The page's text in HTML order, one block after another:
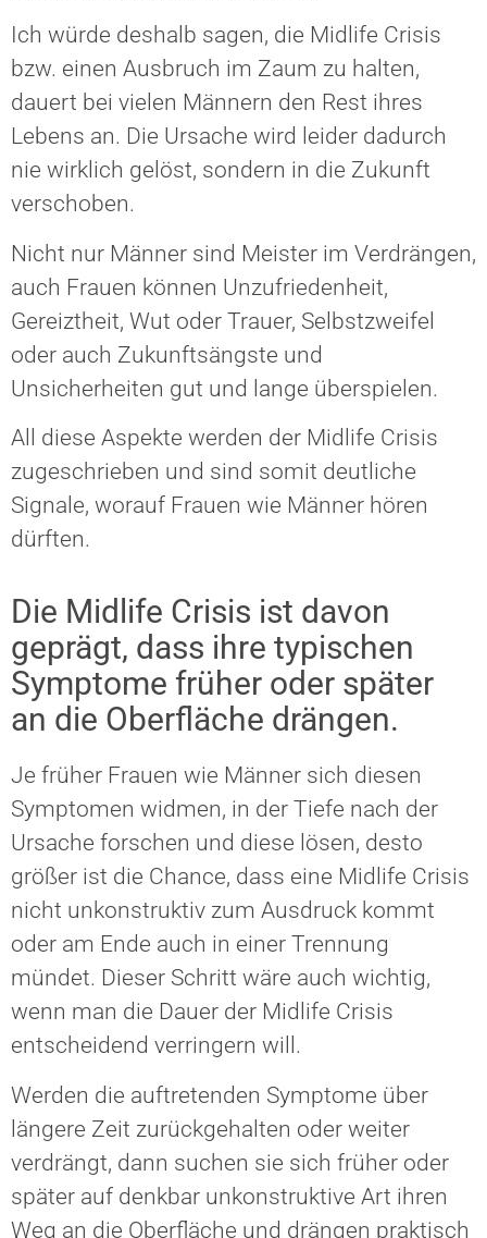
Ich würde deshalb sagen, die Midlife Crisis
bzw. einen Ausbruch im Zaum zu halten,
dauert bei vielen Männern den Rest ihres
Lebens an. Die Ursache wird leider dadurch
nie wirklich gelöst, sondern in die Zukunft
verschoben.
Nicht nur Männer sind Meister im Verdrängen,
auch Frauen können Unzufriedenheit,
Gereiztheit, Wut oder Trauer, Selbstzweifel
oder auch Zukunftsängste und
Unsicherheiten gut und lange überspielen.
All diese Aspekte werden der Midlife Crisis
zugeschrieben und sind somit deutliche
Signale, worauf Frauen wie Männer hören
dürften.
Die Midlife Crisis ist davon
geprägt, dass ihre typischen
Symptome früher oder später
an die Oberfläche drängen.
Je früher Frauen wie Männer sich diesen
Symptomen widmen, in der Tiefe nach der
Ursache forschen und diese lösen, desto
größer ist die Chance, dass eine Midlife Crisis
nicht unkonstruktiv zum Ausdruck kommt
oder am Ende auch in einer Trennung
mündet. Dieser Schritt wäre auch wichtig,
wenn man die Dauer der Midlife Crisis
entscheidend verringern will.
Werden die auftretenden Symptome über
längere Zeit zurückgehalten oder weiter
verdrängt, dann suchen sie sich früher oder
später auf denkbar unkonstruktive Art ihren
Weg an die Oberfläche und drängen praktisch